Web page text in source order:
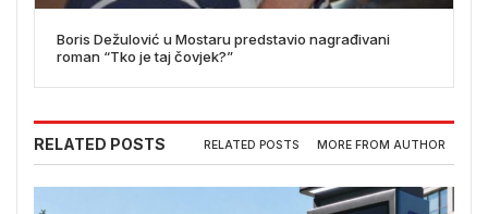
Boris Dežulović u Mostaru predstavio nagrađivani
roman “Tko je taj čovjek?”
RELATED POSTS RELATED POSTS MORE FROM AUTHOR